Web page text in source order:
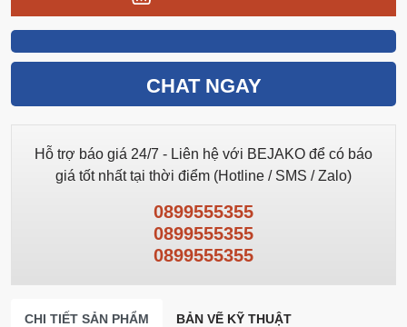
CHAT NGAY
Hỗ trợ báo giá 24/7 - Liên hệ với BEJAKO để có báo
giá tốt nhất tại thời điểm (Hotline / SMS / Zalo)
0899555355
0899555355
0899555355
CHI TIẾT SẢN PHẨM BẢN VẼ KỸ THUẬT